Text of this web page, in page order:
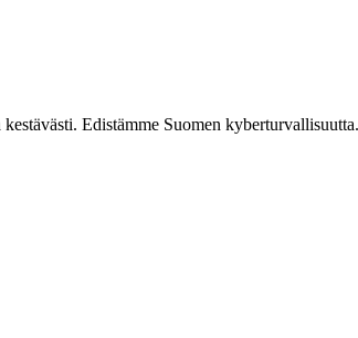
Edistämme Suomen